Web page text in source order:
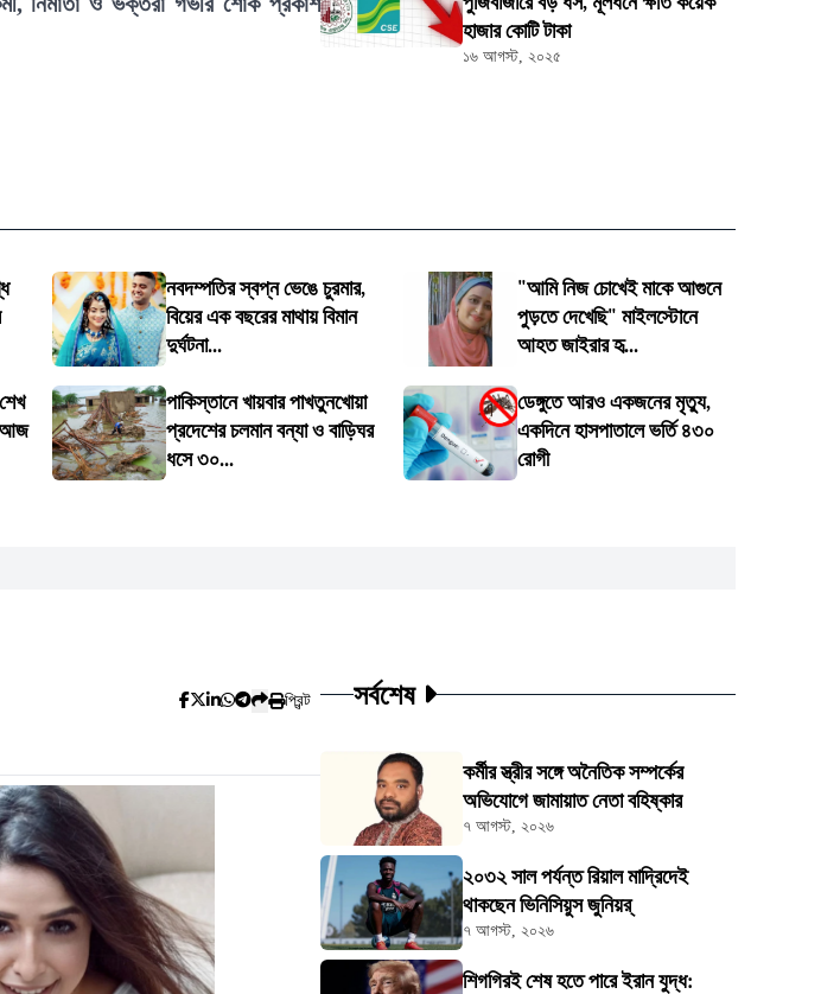
হাজার কোটি টাকা
১৬ আগস্ট, ২০২৫
নবদম্পতির স্বপ্ন ভেঙে চুরমার,
বিয়ের এক বছরের মাথায় বিমান
দুর্ঘটনা...
"আমি নিজ চোখেই মাকে আগুনে
পুড়তে দেখেছি" মাইলস্টোনে
আহত জাইরার হৃ...
আজ
পাকিস্তানে খায়বার পাখতুনখোয়া
প্রদেশের চলমান বন্যা ও বাড়িঘর
ধসে ৩০...
ডেঙ্গুতে আরও একজনের মৃত্যু,
একদিনে হাসপাতালে ভর্তি ৪৩০
রোগী
প্রিন্ট সর্বশেষ
কর্মীর স্ত্রীর সঙ্গে অনৈতিক সম্পর্কের
অভিযোগে জামায়াত নেতা বহিষ্কার
৭ আগস্ট, ২০২৬
২০৩২ সাল পর্যন্ত রিয়াল মাদ্রিদেই
থাকছেন ভিনিসিয়ুস জুনিয়র্
৭ আগস্ট, ২০২৬
শিগগিরই শেষ হতে পারে ইরান যুদ্ধ: